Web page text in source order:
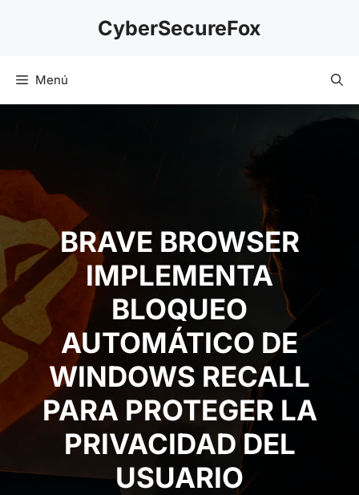
CyberSecureFox
Menú
BRAVE BROWSER
IMPLEMENTA
BLOQUEO
AUTOMÁTICO DE
WINDOWS RECALL
PARA PROTEGER LA
PRIVACIDAD DEL
USUARIO